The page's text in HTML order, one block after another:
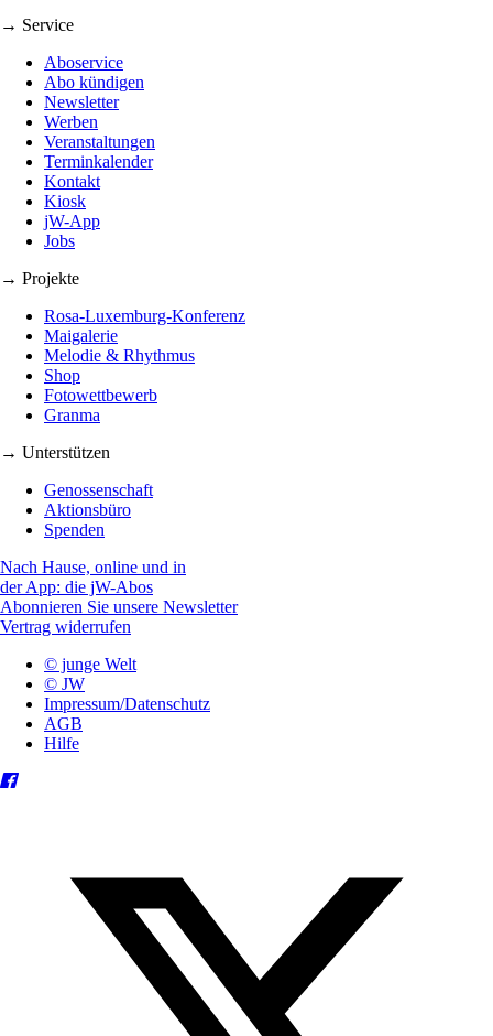
→ Service
Aboservice
Abo kündigen
Newsletter
Werben
Veranstaltungen
Terminkalender
Kontakt
Kiosk
jW-App
Jobs
→ Projekte
Rosa-Luxemburg-Konferenz
Maigalerie
Melodie & Rhythmus
Shop
Fotowettbewerb
Granma
→ Unterstützen
Genossenschaft
Aktionsbüro
Spenden
Nach Hause, online und in
der App: die jW-Abos
Abonnieren Sie unsere Newsletter
Vertrag widerrufen
© junge Welt
© JW
Impressum/Datenschutz
AGB
Hilfe